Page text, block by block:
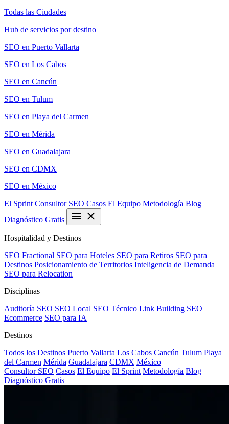
Todas las Ciudades
Hub de servicios por destino
SEO en Puerto Vallarta
SEO en Los Cabos
SEO en Cancún
SEO en Tulum
SEO en Playa del Carmen
SEO en Mérida
SEO en Guadalajara
SEO en CDMX
SEO en México
El Sprint Consultor SEO Casos El Equipo Metodología Blog
Diagnóstico Gratis
menu close
Hospitalidad y Destinos
SEO Fractional SEO para Hoteles SEO para Retiros SEO para
Destinos Posicionamiento de Territorios Inteligencia de Demanda
SEO para Relocation
Disciplinas
Auditoría SEO SEO Local SEO Técnico Link Building SEO
Ecommerce SEO para IA
Destinos
Todos los Destinos Puerto Vallarta Los Cabos Cancún Tulum Playa
del Carmen Mérida Guadalajara CDMX México
Consultor SEO Casos El Equipo El Sprint Metodología Blog
Diagnóstico Gratis